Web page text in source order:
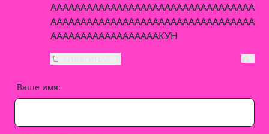
АААААААААААААААААААААААААААААААААА
АААААААААААААААААААААААААААААААААА
ААААААААААААААААААКУН
Ваше имя: